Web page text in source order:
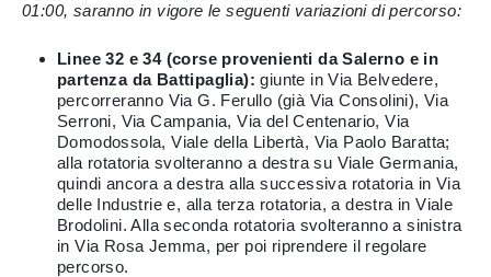
01:00, saranno in vigore le seguenti variazioni di percorso:
Linee 32 e 34 (corse provenienti da Salerno e in
partenza da Battipaglia): giunte in Via Belvedere,
percorreranno Via G. Ferullo (già Via Consolini), Via
Serroni, Via Campania, Via del Centenario, Via
Domodossola, Viale della Libertà, Via Paolo Baratta;
alla rotatoria svolteranno a destra su Viale Germania,
quindi ancora a destra alla successiva rotatoria in Via
delle Industrie e, alla terza rotatoria, a destra in Viale
Brodolini. Alla seconda rotatoria svolteranno a sinistra
in Via Rosa Jemma, per poi riprendere il regolare
percorso.